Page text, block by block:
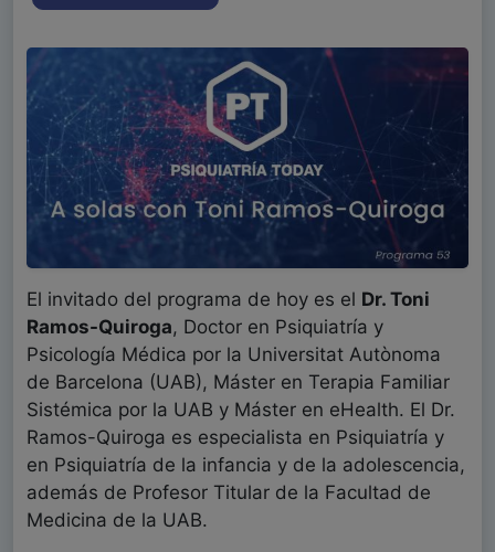
El invitado del programa de hoy es el Dr. Toni
Ramos-Quiroga, Doctor en Psiquiatría y
Psicología Médica por la Universitat Autònoma
de Barcelona (UAB), Máster en Terapia Familiar
Sistémica por la UAB y Máster en eHealth. El Dr.
Ramos-Quiroga es especialista en Psiquiatría y
en Psiquiatría de la infancia y de la adolescencia,
además de Profesor Titular de la Facultad de
Medicina de la UAB.